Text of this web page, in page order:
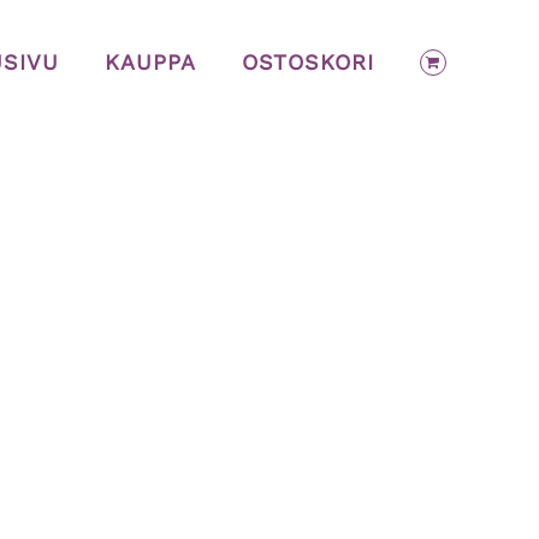
KAUPPA OSTOSKORI